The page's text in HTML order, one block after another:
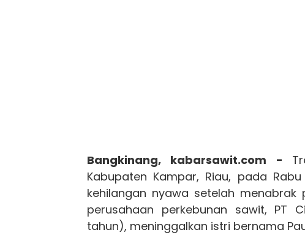
Bangkinang, kabarsawit.com -
Kabupaten Kampar, Riau, pada
kehilangan nyawa setelah
perusahaan perkebunan sawit, PT
tahun), meninggalkan istri bernama